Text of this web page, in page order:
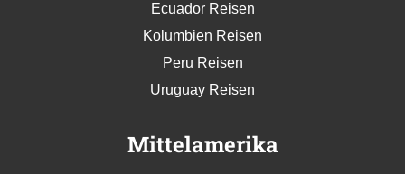
Ecuador Reisen
Kolumbien Reisen
Peru Reisen
Uruguay Reisen
Mittelamerika